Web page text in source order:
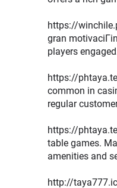
https://
gran motivaciГіn. The thrill of winning
players
https://
common in casinos. Loyalty
regular
https://
table games. Many casinos offer luxurious
amenities and
http://